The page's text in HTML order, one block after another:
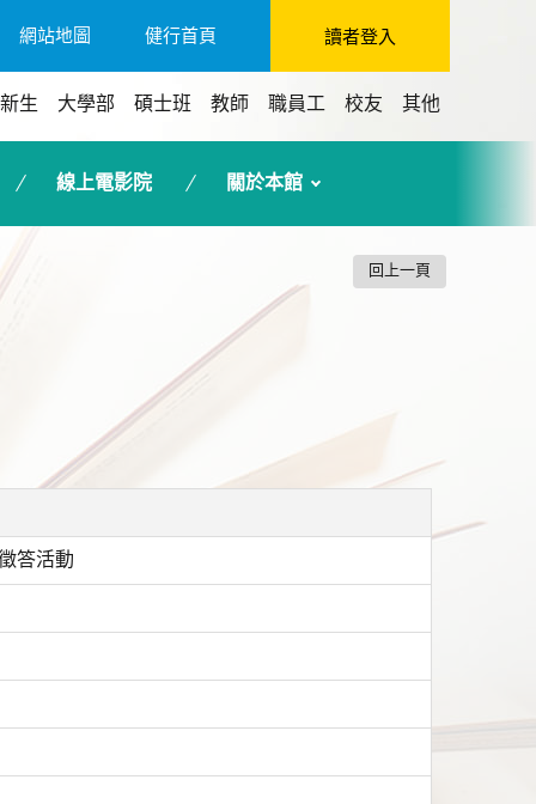
網站地圖 健行首頁 讀者登入
新生 大學部 碩士班 教師 職員工 校友 其他
線上電影院 關於本館
回上一頁
答活動